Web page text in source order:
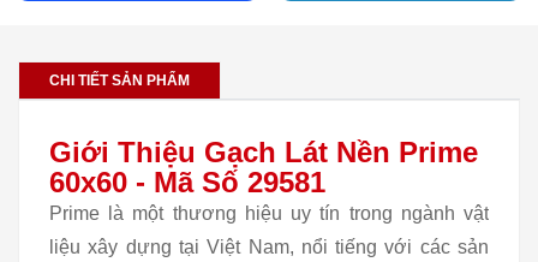
CHI TIẾT SẢN PHẨM
Giới Thiệu Gạch Lát Nền Prime
60x60 - Mã Số 29581
Prime là một thương hiệu uy tín trong ngành vật
liệu xây dựng tại Việt Nam, nổi tiếng với các sản